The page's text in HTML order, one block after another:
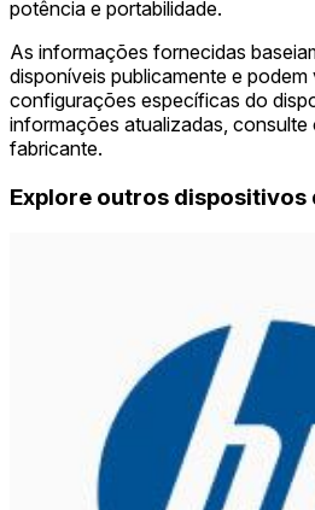
potência e portabilidade.
As informações fornecidas
disponíveis publicamente e
configurações específicas do
informações atualizadas,
fabricante.
Explore outros